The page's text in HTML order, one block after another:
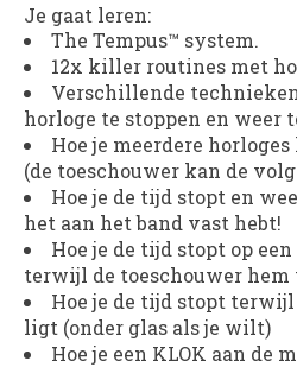
Je gaat leren:
The Tempus™ system.
12x killer routines met
Verschillende
horloge te stoppen en weer
Hoe je meerdere
(de toeschouwer kan de
Hoe je de tijd stopt en
het aan het band vast hebt!
Hoe je de tijd stopt op
terwijl de toeschouwer
Hoe je de tijd stopt
ligt (onder glas als je wilt)
Hoe je een KLOK aan de